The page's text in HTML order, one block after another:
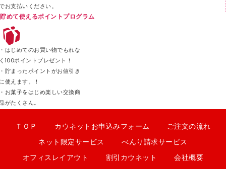
お支払いください。
貯めて使えるポイントプログラム
はじめてのお買い物でもれな
100ポイントプレゼント！
貯まったポイントがお値引き
使えます。！
お菓子をはじめ楽しい交換商
がたくさん。
ＴＯＰ カウネットお申込みフォーム ご注文の流れ
ネット限定サービス べんり請求サービス
オフィスレイアウト 割引カウネット 会社概要